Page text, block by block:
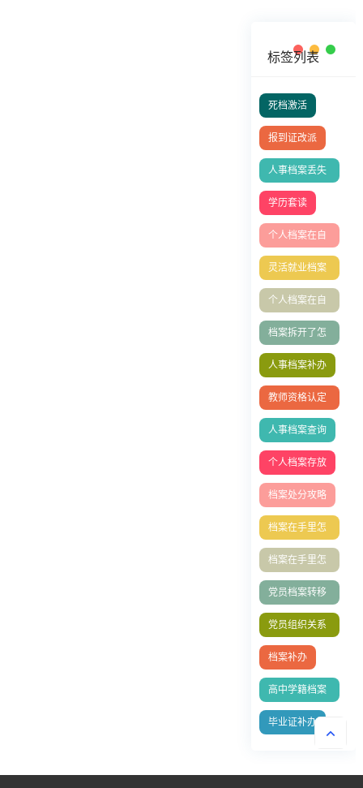
标签列表
死档激活
报到证改派
人事档案丢失
怎么补办
学历套读
个人档案在自
己手里怎么办
灵活就业档案
的处理方式
个人档案在自
己手里成死档
如何激活
档案拆开了怎
么办
人事档案补办
教师资格认定
表丢失补办
人事档案查询
个人档案存放
档案处分攻略
档案在手里怎
么存档人才中
心？
档案在手里怎
么存档？档案
激活
党员档案转移
流程
党员组织关系
转移
档案补办
高中学籍档案
补办
毕业证补办